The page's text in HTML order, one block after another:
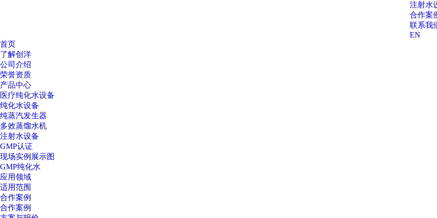
注射水
合作案
联系我
EN
首页
了解创洋
公司介绍
荣誉资质
产品中心
医疗纯化水设备
纯化水设备
纯蒸汽发生器
多效蒸馏水机
注射水设备
GMP认证
现场实例展示图
GMP纯化水
应用领域
适用范围
合作案例
合作案例